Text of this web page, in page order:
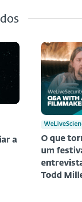
a
O que
um
Todd